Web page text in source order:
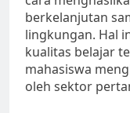
berkelanjutan
lingkungan. Hal
kualitas belajar
mahasiswa
oleh sektor